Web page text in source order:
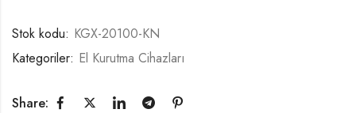
Stok kodu: KGX-20100-KN
Kategoriler: El Kurutma Cihazları
Share: